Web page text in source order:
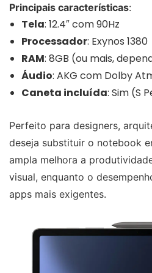
Principais características:
Tela: 12.4″ com 90Hz
Processador: Exynos 1380
RAM: 8GB (ou mais,
Áudio: AKG com Dolby
Caneta incluída: Sim (S
Perfeito para designers,
deseja substituir o notebook
ampla melhora a
visual, enquanto o
apps mais exigentes.